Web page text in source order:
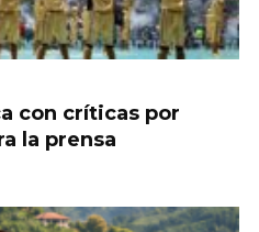
con críticas por
la prensa